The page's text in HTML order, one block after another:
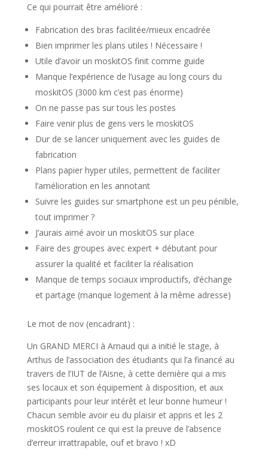
Ce qui pourrait être amélioré :
Fabrication des bras facilitée/mieux encadrée
Bien imprimer les plans utiles ! Nécessaire !
Utile d’avoir un moskitOS finit comme guide
Manque l’expérience de l’usage au long cours du
moskitOS (3000 km c’est pas énorme)
On ne passe pas sur tous les postes
Faire venir plus de gens vers le moskitOS
Dur de se lancer uniquement avec les guides de
fabrication
Plans papier hyper utiles, permettent de faciliter
l’amélioration en les annotant
Suivre les guides sur smartphone est un peu pénible,
tout imprimer ?
J’aurais aimé avoir un moskitOS sur place
Faire des groupes avec expert + débutant pour
assurer la qualité et faciliter la réalisation
Manque de temps sociaux improductifs, d’échange
et partage (manque logement à la même adresse)
Le mot de nov (encadrant) :
Un GRAND MERCI à Arnaud qui a initié le stage, à
Arthus de l’association des étudiants qui l’a financé au
travers de l’IUT de l’Aisne, à cette dernière qui a mis
ses locaux et son équipement à disposition, et aux
participants pour leur intérêt et leur bonne humeur !
Chacun semble avoir eu du plaisir et appris et les 2
moskitOS roulent ce qui est la preuve de l’absence
d’erreur irrattrapable, ouf et bravo ! xD